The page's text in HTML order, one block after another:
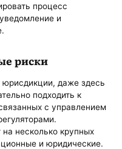
процесс
и
риски
юрисдикции, даже здесь
подходить к
с управлением
несколько крупных
и юридические.